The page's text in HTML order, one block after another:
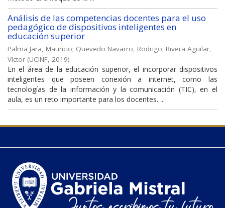
Análisis de las competencias docentes para el uso
pedagógico de dispositivos inteligentes en
educación superior
Palma Jara, Mauricio; Quevedo Navarro, Rodrigo; Rivera Aguilar,
Víctor (UCINF, 2019)
En el área de la educación superior, el incorporar dispositivos
inteligentes que poseen conexión a internet, como las
tecnologías de la información y la comunicación (TIC), en el
aula, es un reto importante para los docentes. ...